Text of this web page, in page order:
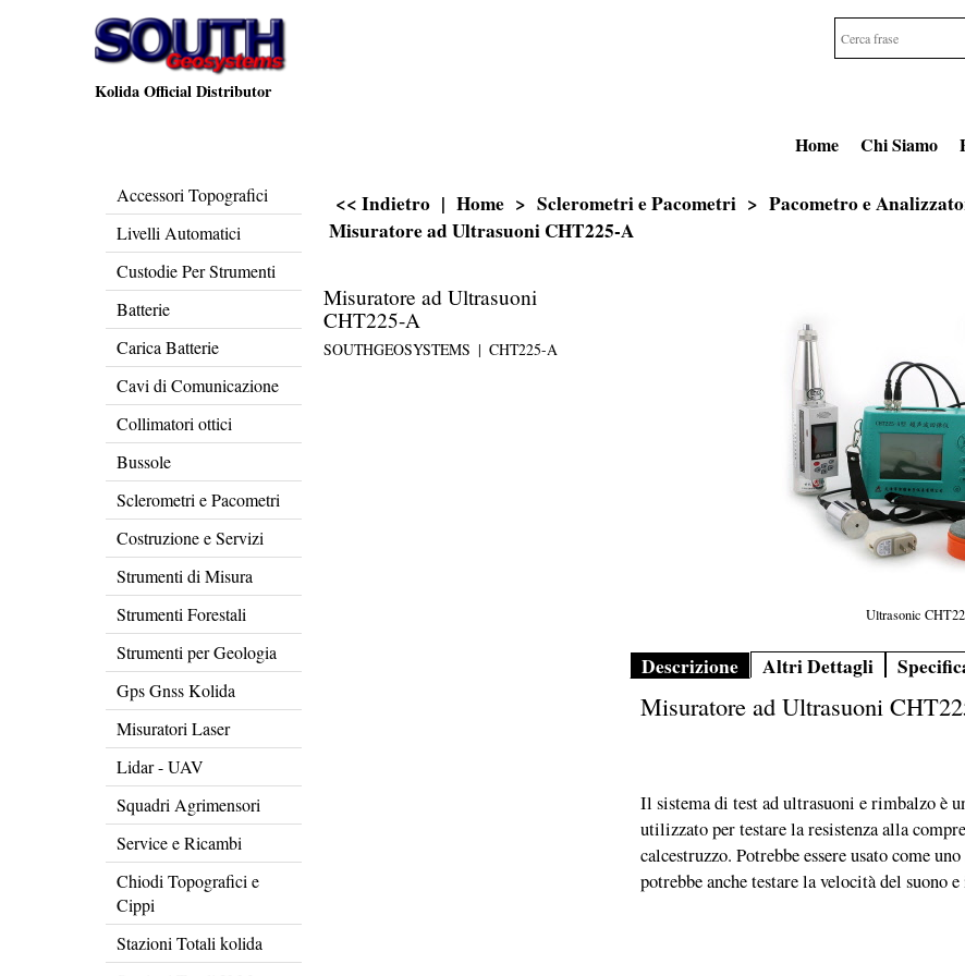
Kolida Official Distributor
Home Chi Siamo
Accessori Topografici
Livelli Automatici
Custodie Per Strumenti
Batterie
Carica Batterie
Cavi di Comunicazione
Collimatori ottici
Bussole
Sclerometri e Pacometri
Costruzione e Servizi
Strumenti di Misura
Strumenti Forestali
Strumenti per Geologia
Gps Gnss Kolida
Misuratori Laser
Lidar - UAV
Squadri Agrimensori
Service e Ricambi
Chiodi Topografici e
Cippi
Stazioni Totali kolida
<< Indietro | Home > Sclerometri e Pacometri > Pacometro e
Misuratore ad Ultrasuoni CHT225-A
Ultrasonic
Misuratore ad Ultrasuoni
CHT225-A
SOUTHGEOSYSTEMS CHT225-A
Descrizione Altri Dettagli
Misuratore ad Ultrasuoni
Il sistema di test ad ultrasuoni e rimbalzo è
utilizzato per testare la resistenza alla
calcestruzzo. Potrebbe essere usato come
potrebbe anche testare la velocità del suono